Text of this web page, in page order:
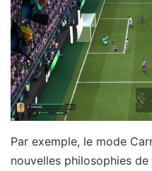
Par exemple, le mode
nouvelles philosophies